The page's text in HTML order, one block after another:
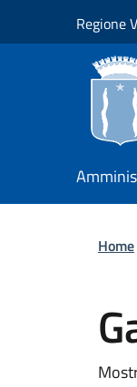
Regione
Home